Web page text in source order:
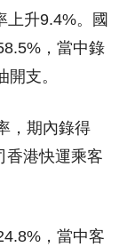
上升9.4%。國
，當中錄
支。
，期內錄得
香港快運乘客
，當中客